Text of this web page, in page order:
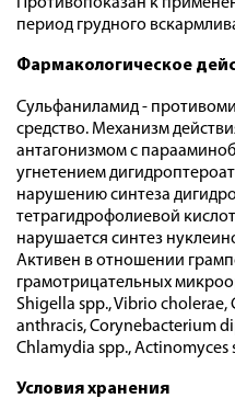
Противопоказан к
период грудного
Фармакологическое
Сульфаниламид -
средство. Механизм
антагонизмом с
угнетением
нарушению синтеза
тетрагидрофолиевой
нарушается синтез
Активен в отношении
грамотрицательных
Shigella spp., Vibrio cholerae,
anthracis, Corynebacterium
Chlamydia spp., Actinomyces
Условия хранения